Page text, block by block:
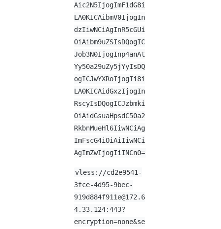
Aic2N5IjogImF1dG8i
LA0KICAibmV0IjogIn
dzIiwNCiAgInR5cGUi
OiAibm9uZSIsDQogIC
Job3N0IjogInp4anAt
Yy50a29uZy5jYyIsDQ
ogICJwYXRoIjogIi8i
LA0KICAidGxzIjogIn
RscyIsDQogICJzbmki
OiAidGsuaHpsdC50a2
RkbnMueHl6IiwNCiAg
ImFscG4iOiAiIiwNCi
AgImZwIjogIiINCn0=
vless://cd2e9541-
3fce-4d95-9bec-
919d884f911e@172.6
4.33.124:443?
encryption=none&se